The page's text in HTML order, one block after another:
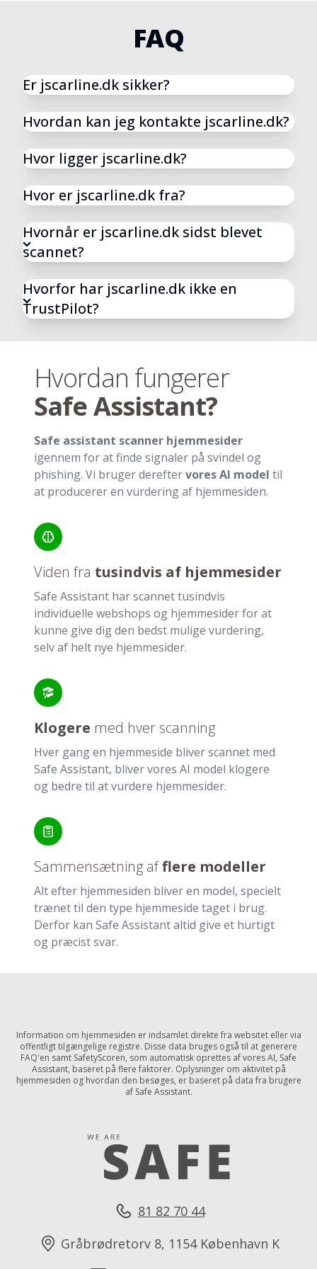
hjemmeside
Har du fundet en side du mener er usikker?
Tøv ikke med at melde det til os, ved at udfylde
nedenstående formular:
FAQ
Er jscarline.dk sikker?
Hvordan kan jeg kontakte jscarline.dk?
Hvor ligger jscarline.dk?
Hvor er jscarline.dk fra?
Hvornår er jscarline.dk sidst blevet
scannet?
Hvorfor har jscarline.dk ikke en
TrustPilot?
Hvordan fungerer
Safe Assistant?
Safe assistant scanner hjemmesider
igennem for at finde signaler på svindel og
phishing. Vi bruger dereftervores AI model til
at producerer en vurdering af hjemmesiden.
Viden fra tusindvis af hjemmesider
Safe Assistant har scannet tusindvis
individuelle webshops og hjemmesider for at
kunne give dig den bedst mulige vurdering,
selv af helt nye hjemmesider.
Klogere med hver scanning
Hver gang en hjemmeside bliver scannet med
Safe Assistant, bliver vores AI model klogere
og bedre til at vurdere hjemmesider.
Sammensætning afflere modeller
Alt efter hjemmesiden bliver en model, specielt
trænet til den type hjemmeside taget i brug.
Derfor kan Safe Assistant altid give et hurtigt
og præcist svar.
Information om hjemmesiden er indsamlet direkte fra websitet eller via
offentligt tilgængelige registre. Disse data bruges også til at generere
FAQ'en samt SafetyScoren, som automatisk oprettes af vores AI, Safe
Assistant, baseret på flere faktorer. Oplysninger om aktivitet på
hjemmesiden og hvordan den besøges, er baseret på data fra brugere
af Safe Assistant.
81 82 70 44
Gråbrødretorv 8, 1154 København K